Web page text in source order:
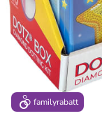
familyrabatt